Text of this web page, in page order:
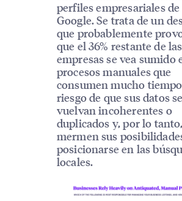
perfiles empresariales de
Google. Se trata de un
que probablemente
que el 36% restante de las
empresas se vea sumido
procesos manuales que
consumen mucho
riesgo de que sus datos se
vuelvan incoherentes o
duplicados y, por lo tanto,
mermen sus
posicionarse en las
locales.